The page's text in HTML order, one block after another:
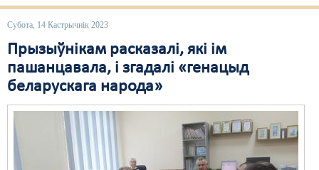
Субота, 14 Кастрычнік 2023
Прызыўнікам расказалі, які ім
пашанцавала, і згадалі «генацыд
беларускага народа»